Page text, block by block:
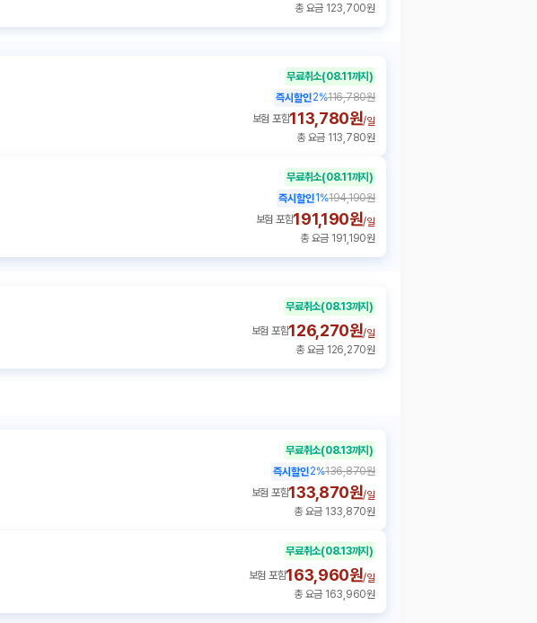
총 요금 123,700원
무료취소(08.11까지)
즉시할인2%116,780원
보험 포함113,780원/일
총 요금 113,780원
무료취소(08.11까지)
즉시할인1 %194,190원
보험 포함191,190원/일
총 요금 191,190원
무료취소(08.13까지)
보험 포함126,270원/일
총 요금 126,270원
무료취소(08.13까지)
즉시할인2%136,870원
보험 포함133,870원/일
총 요금 133,870원
무료취소(08.13까지)
보험 포함163,960원/일
총 요금 163,960원